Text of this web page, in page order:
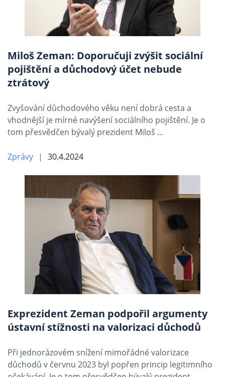
Miloš Zeman: Doporučuji zvýšit sociální
pojištění a důchodový účet nebude
ztrátový
Zvyšování důchodového věku není dobrá cesta a
vhodnější je mírné navýšení sociálního pojištění. Je o
tom přesvědčen bývalý prezident Miloš …
Zprávy 30.4.2024
Exprezident Zeman podpořil argumenty
ústavní stížnosti na valorizaci důchodů
Při jednorázovém snížení mimořádné valorizace
důchodů v červnu 2023 byl popřen princip legitimního